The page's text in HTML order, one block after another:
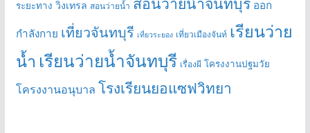
ระยะทาง วิ่งเทรล สอนว่ายน้ำ ออก
กำลังกาย เที่ยวจันทบุรี เที่ยวระยอง เที่ยวเมืองจันท์ เรียนว่าย
น้ำ เรียนว่ายน้ำจันทบุรี เรื่องผี โครงงานปฐมวัย
โครงงานอนุบาล โรงเรียนยอแซฟวิทยา